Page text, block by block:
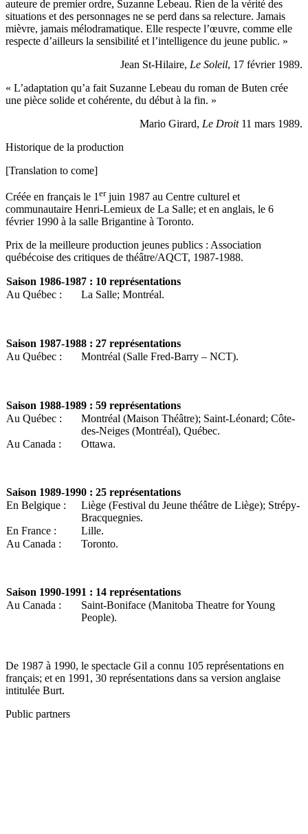
auteure de premier ordre, Suzanne Lebeau. Rien de la vérité des
situations et des personnages ne se perd dans sa relecture. Jamais
mièvre, jamais mélodramatique. Elle respecte l’œuvre, comme elle
respecte d’ailleurs la sensibilité et l’intelligence du jeune public. »
Jean St-Hilaire, Le Soleil, 17 février 1989.
« L’adaptation qu’a fait Suzanne Lebeau du roman de Buten crée
une pièce solide et cohérente, du début à la fin. »
Mario Girard, Le Droit11 mars 1989.
Historique de la production
[Translation to come]
Créée en français le 1 erjuin 1987 au Centre culturel et
communautaire Henri-Lemieux de La Salle; et en anglais, le 6
février 1990 à la salle Brigantine à Toronto.
Prix de la meilleure production jeunes publics : Association
québécoise des critiques de théâtre/AQCT, 1987-1988.
Saison 1986-1987 : 10 représentations
Au Québec :
La Salle; Montréal.
Saison 1987-1988 : 27 représentations
Au Québec :
Montréal (Salle Fred-Barry – NCT).
Saison 1988-1989 : 59 représentations
Au Québec :
Montréal (Maison Théâtre); Saint-Léonard; Côte-
des-Neiges (Montréal), Québec.
Au Canada :
Ottawa.
Saison 1989-1990 : 25 représentations
En Belgique :
Liège (Festival du Jeune théâtre de Liège); Strépy-
Bracquegnies.
En France :
Lille.
Au Canada :
Toronto.
Saison 1990-1991 : 14 représentations
Au Canada :
Saint-Boniface (Manitoba Theatre for Young
People).
De 1987 à 1990, le spectacle Gil a connu 105 représentations en
français; et en 1991, 30 représentations dans sa version anglaise
intitulée Burt.
Public partners